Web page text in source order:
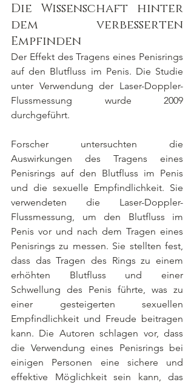
Die Wissenschaft hinter
dem verbesserten
Empfinden
Der Effekt des Tragens eines Penisrings
auf den Blutfluss im Penis. Die Studie
unter Verwendung der Laser-Doppler-
Flussmessung wurde 2009
durchgeführt.
Forscher untersuchten die
Auswirkungen des Tragens eines
Penisrings auf den Blutfluss im Penis
und die sexuelle Empfindlichkeit. Sie
verwendeten die Laser-Doppler-
Flussmessung, um den Blutfluss im
Penis vor und nach dem Tragen eines
Penisrings zu messen. Sie stellten fest,
dass das Tragen des Rings zu einem
erhöhten Blutfluss und einer
Schwellung des Penis führte, was zu
einer gesteigerten sexuellen
Empfindlichkeit und Freude beitragen
kann. Die Autoren schlagen vor, dass
die Verwendung eines Penisrings bei
einigen Personen eine sichere und
effektive Möglichkeit sein kann, das